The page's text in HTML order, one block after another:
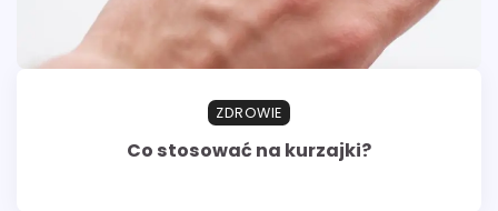
ZDROWIE
Co stosować na kurzajki?